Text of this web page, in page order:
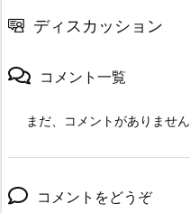
ディスカッション
コメント一覧
まだ、コメントがありません
コメントをどうぞ